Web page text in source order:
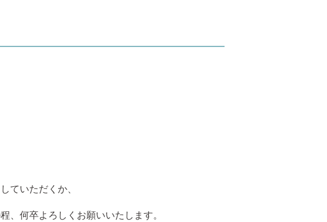
ていただくか、
、何卒よろしくお願いいたします。